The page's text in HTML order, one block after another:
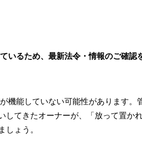
るため、最新法令・情報のご確認
能していない可能性があります。
てきたオーナーが、「放って置か
ょう。